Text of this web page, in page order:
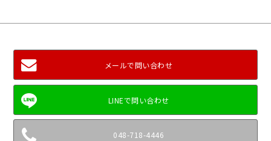
メールで問い合わせ
048-718-4446